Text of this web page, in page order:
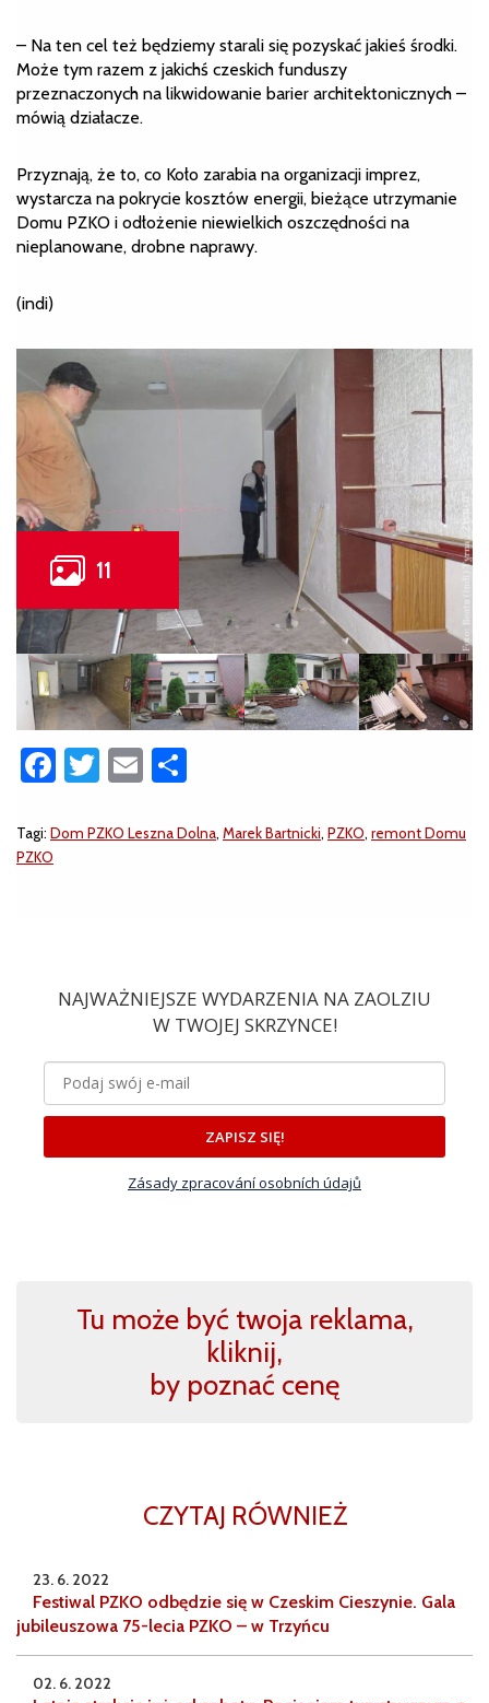
– Na ten cel też będziemy starali się pozyskać jakieś środki.
Może tym razem z jakichś czeskich funduszy
przeznaczonych na likwidowanie barier architektonicznych –
mówią działacze.
Przyznają, że to, co Koło zarabia na organizacji imprez,
wystarcza na pokrycie kosztów energii, bieżące utrzymanie
Domu PZKO i odłożenie niewielkich oszczędności na
nieplanowane, drobne naprawy.
(indi)
Facebook
Twitter
Email
Tagi: Dom PZKO Leszna Dolna, Marek Bartnicki, PZKO, remont Domu
PZKO
NAJWAŻNIEJSZE WYDARZENIA NA ZAOLZIU
W TWOJEJ SKRZYNCE!
ZAPISZ SIĘ!
Zásady zpracování osobních údajů
Tu może być twoja reklama,
kliknij,
by poznać cenę
CZYTAJ RÓWNIEŻ
23. 6. 2022
Festiwal PZKO odbędzie się w Czeskim Cieszynie. Gala
jubileuszowa 75-lecia PZKO – w Trzyńcu
02. 6. 2022